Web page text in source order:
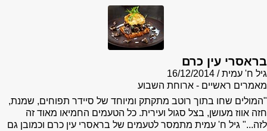
בראסרי עין כרם
גיל ח' עמית
16/12/2014
מאמרים ראשיים - ארוחת השבוע
"המולים שחו בתוך רוטב מתקתק ומיוחד של סיידר תפוחים, שמנת,
חזה אווז מעושן, בצל סגול ועירית. כל הטעמים החמיאו מאוד זה
לזה..." גיל ח' עמית מתמסר לטעמים של בראסרי עין כרם וכמובן גם